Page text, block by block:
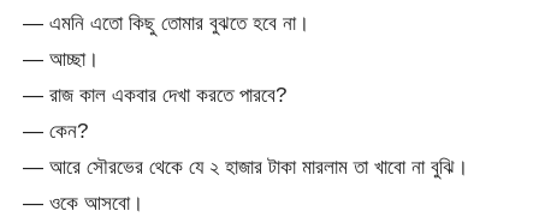
— এমনি এতো কিছু তোমার বুঝতে হবে না।
— আচ্ছা।
— রাজ কাল একবার দেখা করতে পারবে?
— কেন?
— আরে সৌরভের থেকে যে ২ হাজার টাকা মারলাম তা খাবো না বুঝি।
— ওকে আসবো।